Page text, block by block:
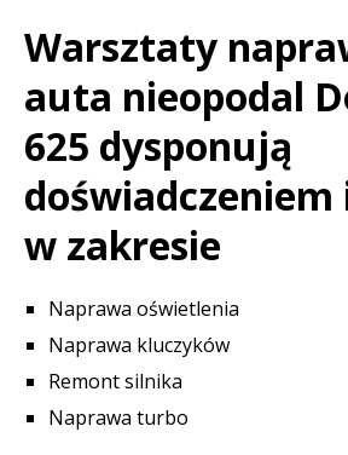
Warsztaty
auta nieopodal
625 dysponują
doświadczeniem
w zakresie
Naprawa oświetlenia
Naprawa kluczyków
Remont silnika
Naprawa turbo